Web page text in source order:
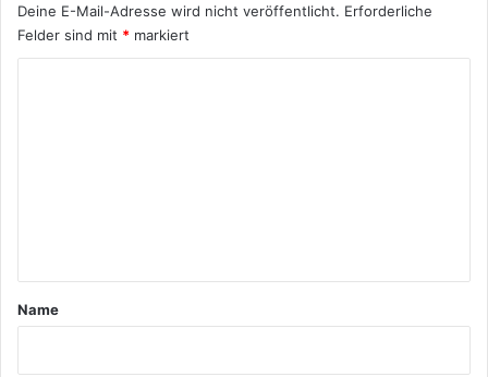
Deine E-Mail-Adresse wird nicht veröffentlicht. Erforderliche
Felder sind mit * markiert
a
Name